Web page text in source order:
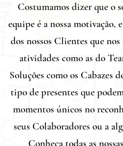
Costumamos dizer que o
equipe é a nossa motivação,
dos nossos Clientes que
atividades como as do
Soluções como os Cabazes
tipo de presentes que
momentos únicos no
seus Colaboradores ou a
Conheça todas as